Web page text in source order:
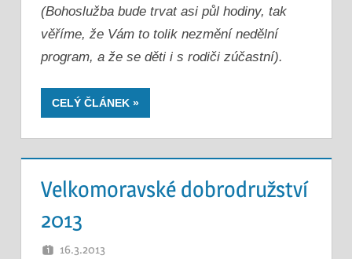
(Bohoslužba bude trvat asi půl hodiny, tak
věříme, že Vám to tolik nezmění nedělní
program, a že se děti i s rodiči zúčastní).
CELÝ ČLÁNEK
Velkomoravské dobrodružství
2013
16.3.2013